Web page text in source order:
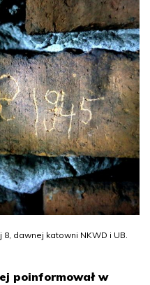
dawnej katowni NKWD i UB.
poinformował w